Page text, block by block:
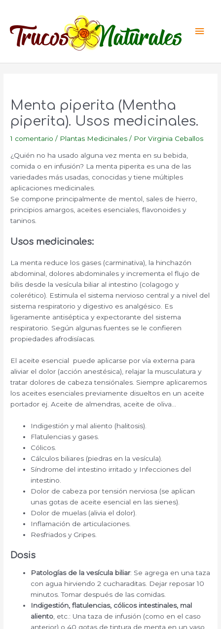
contenido
Menta piperita (Mentha
piperita). Usos medicinales.
1 comentario / Plantas Medicinales / PorVirginia Ceballos
¿Quién no ha usado alguna vez menta en su bebida,
comida o en infusión? La menta piperita es una de las
variedades más usadas, conocidas y tiene múltiples
aplicaciones medicinales.
Se compone principalmente de mentol, sales de hierro,
principios amargos, aceites esenciales, flavonoides y
taninos.
Usos medicinales:
La menta reduce los gases (carminativa), la hinchazón
abdominal, dolores abdominales y incrementa el flujo de
bilis desde la vesícula biliar al intestino (colagogo y
colerético). Estimula el sistema nervioso central y a nivel del
sistema respiratorio y digestivo es analgésico. Es
ligeramente antiséptica y expectorante del sistema
respiratorio. Según algunas fuentes se le confieren
propiedades afrodisíacas.
El aceite esencial puede aplicarse por vía externa para
aliviar el dolor (acción anestésica), relajar la musculatura y
tratar dolores de cabeza tensiónales. Siempre aplicaremos
los aceites esenciales previamente disueltos en un aceite
portador ej. Aceite de almendras, aceite de oliva…
Indigestión y mal aliento (halitosis).
Flatulencias y gases.
Cólicos.
Cálculos biliares (piedras en la vesícula).
Síndrome del intestino irritado y Infecciones del
intestino.
Dolor de cabeza por tensión nerviosa (se aplican
unas gotas de aceite esencial en las sienes).
Dolor de muelas (alivia el dolor).
Inflamación de articulaciones.
Resfriados y Gripes.
Dosis
Patologías de la vesícula biliar: Se agrega en una taza
con agua hirviendo 2 cucharaditas. Dejar reposar 10
minutos. Tomar después de las comidas.
Indigestión, flatulencias, cólicos intestinales, mal
aliento , etc.: Una taza de infusión (como en el caso
anterior) o 40 gotas de tintura de menta en un vaso